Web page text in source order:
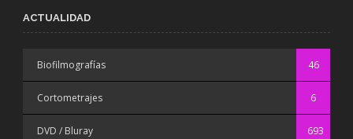
ACTUALIDAD
Biofilmografías 46
Cortometrajes 6
DVD / Bluray 693